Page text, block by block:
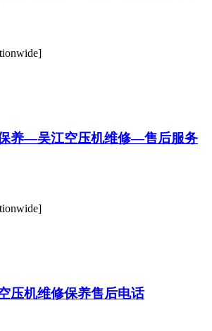
养—吴江空压机维修—售后服务
压机维修保养售后电话
机矿物油1615596000